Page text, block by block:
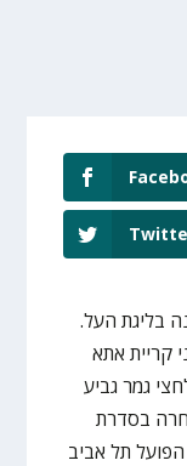
בליגת העל.
קריית אתא
גמר גביע
בסדרת
תל אביב